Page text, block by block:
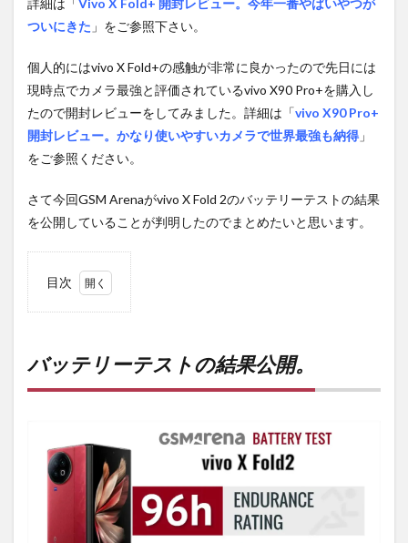
詳細は「Vivo X Fold+ 開封レビュー。今年一番やばいやつが
ついにきた 」をご参照下さい。
個人的にはvivo X Fold+の感触が非常に良かったので先日には
現時点でカメラ最強と評価されているvivo X90 Pro+を購入し
たので開封レビューをしてみました。詳細は「vivo X90 Pro+
開封レビュー。かなり使いやすいカメラで世界最強も納得 」
をご参照ください。
さて今回GSM Arenaがvivo X Fold 2のバッテリーテストの結果
を公開していることが判明したのでまとめたいと思います。
目次
ーテ
スト
の結
2
購入
は待
手数
バッテリーテストの結果公開。